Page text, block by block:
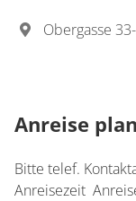
Obergasse
Anreise
Bitte telef.
Anreisezeit